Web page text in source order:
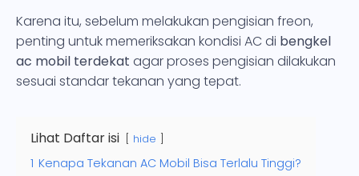
Karena itu, sebelum melakukan pengisian freon,
penting untuk memeriksakan kondisi AC di bengkel
ac mobil terdekat agar proses pengisian dilakukan
sesuai standar tekanan yang tepat.
Lihat Daftar isi hide
1 Kenapa Tekanan AC Mobil Bisa Terlalu Tinggi?